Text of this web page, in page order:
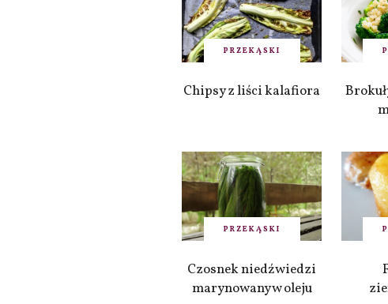
PRZEKĄSKI
Chipsy z liści kalafiora
PRZEKĄSKI
Czosnek niedźwiedzi
marynowany w oleju